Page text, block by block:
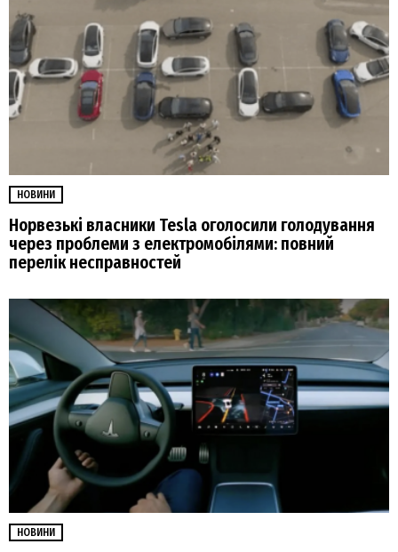
НОВИНИ
Норвезькі власники Tesla оголосили голодування
через проблеми з електромобілями: повний
перелік несправностей
НОВИНИ